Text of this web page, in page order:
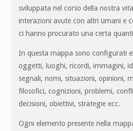
sviluppata nel corso della nostra
interazioni avute con altri umani e
ci hanno procurato una certa
In questa mappa sono configurati
oggetti, luoghi, ricordi, immagini,
segnali, nomi, situazioni, opinioni,
filosofici, cognizioni, problemi,
decisioni, obiettivi, strategie ecc.
Ogni elemento presente nella